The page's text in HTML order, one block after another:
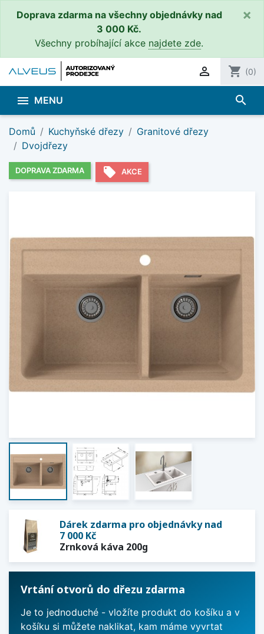
Doprava zdarma na všechny objednávky nad
3 000 Kč.
Všechny probíhající akce najdete zde.
×
 shopping_cart (0)
 MENU search
Domů Kuchyňské dřezy
Granitové dřezy
Dvojdřezy
DOPRAVA ZDARMA local_offer AKCE
Dárek zdarma pro objednávky nad
7 000 Kč
Zrnková káva 200g
Vrtání otvorů do dřezu zdarma
Je to jednoduché - vložíte produkt do košíku a v
košíku si můžete naklikat, kam máme vyvrtat